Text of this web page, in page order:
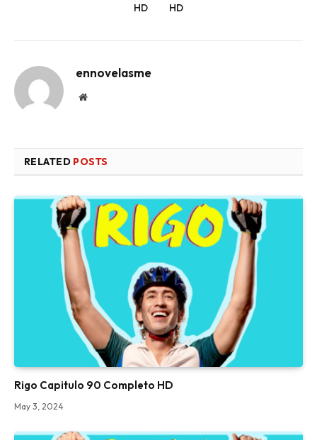
HD
HD
ennovelasme
Website
RELATED POSTS
Rigo Capitulo 90 Completo HD
May 3, 2024